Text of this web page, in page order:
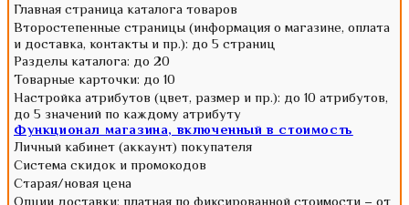
Главная страница каталога товаров
Второстепенные страницы (информация о магазине, оплата
и доставка, контакты и пр.): до 5 страниц
Разделы каталога: до 20
Товарные карточки: до 10
Настройка атрибутов (цвет, размер и пр.): до 10 атрибутов,
до 5 значений по каждому атрибуту
Функционал магазина, включенный в стоимость
Личный кабинет (аккаунт) покупателя
Система скидок и промокодов
Старая/новая цена
Опции доставки: платная по фиксированной стоимости – от